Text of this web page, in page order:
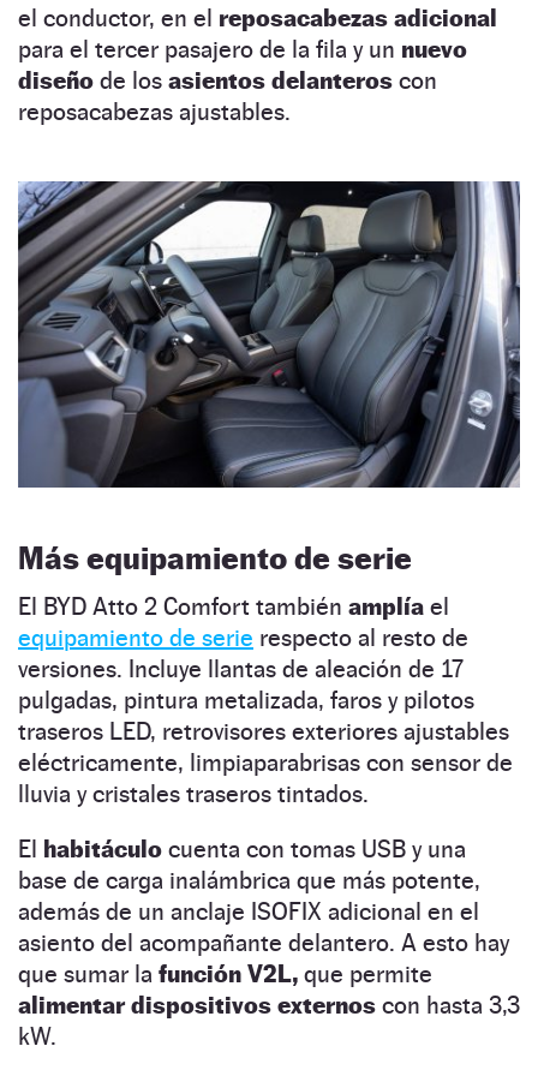
el conductor, en el reposacabezas adicional
para el tercer pasajero de la fila y un nuevo
diseño de los asientos delanteros con
reposacabezas ajustables.
Más equipamiento de serie
El BYD Atto 2 Comfort también amplía el
equipamiento de serie respecto al resto de
versiones. Incluye llantas de aleación de 17
pulgadas, pintura metalizada, faros y pilotos
traseros LED, retrovisores exteriores ajustables
eléctricamente, limpiaparabrisas con sensor de
lluvia y cristales traseros tintados.
El habitáculo cuenta con tomas USB y una
base de carga inalámbrica que más potente,
además de un anclaje ISOFIX adicional en el
asiento del acompañante delantero. A esto hay
que sumar la función V2L, que permite
alimentar dispositivos externos con hasta 3,3
kW.